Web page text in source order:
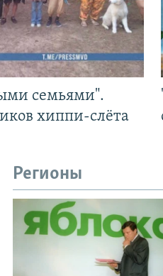
семьями".
хиппи-слёта
Регионы